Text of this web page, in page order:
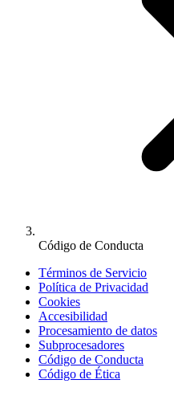
Código de Conducta
Términos de Servicio
Política de Privacidad
Cookies
Accesibilidad
Procesamiento de datos
Subprocesadores
Código de Conducta
Código de Ética